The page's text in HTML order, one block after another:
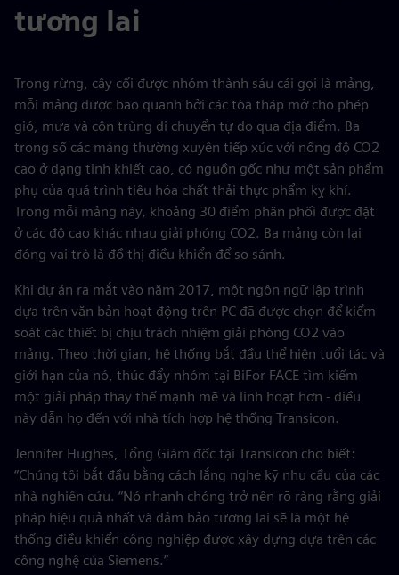
tương lai
Trong rừng, cây cối được nhóm thành sáu cái gọi là mảng,
mỗi mảng được bao quanh bởi các tòa tháp mở cho phép
gió, mưa và côn trùng di chuyển tự do qua địa điểm. Ba
trong số các mảng thường xuyên tiếp xúc với nồng độ CO2
cao ở dạng tinh khiết cao, có nguồn gốc như một sản phẩm
phụ của quá trình tiêu hóa chất thải thực phẩm kỵ khí.
Trong mỗi mảng này, khoảng 30 điểm phân phối được đặt
ở các độ cao khác nhau giải phóng CO2. Ba mảng còn lại
đóng vai trò là đồ thị điều khiển để so sánh.
Khi dự án ra mắt vào năm 2017, một ngôn ngữ lập trình
dựa trên văn bản hoạt động trên PC đã được chọn để kiểm
soát các thiết bị chịu trách nhiệm giải phóng CO2 vào
mảng. Theo thời gian, hệ thống bắt đầu thể hiện tuổi tác và
giới hạn của nó, thúc đẩy nhóm tại BiFor FACE tìm kiếm
một giải pháp thay thế mạnh mẽ và linh hoạt hơn - điều
này dẫn họ đến với nhà tích hợp hệ thống Transicon.
Jennifer Hughes, Tổng Giám đốc tại Transicon cho biết:
“Chúng tôi bắt đầu bằng cách lắng nghe kỹ nhu cầu của các
nhà nghiên cứu. “Nó nhanh chóng trở nên rõ ràng rằng giải
pháp hiệu quả nhất và đảm bảo tương lai sẽ là một hệ
thống điều khiển công nghiệp được xây dựng dựa trên các
công nghệ của Siemens.”